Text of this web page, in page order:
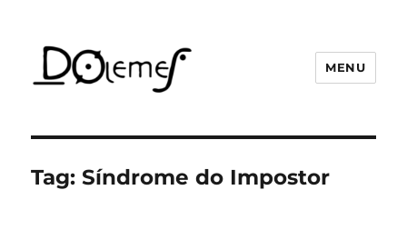
MENU
Tag:Síndrome do Impostor